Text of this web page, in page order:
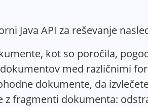
Java API za reševanje
kot so poročila,
med različnimi
dokumente, da
z fragmenti dokumenta: